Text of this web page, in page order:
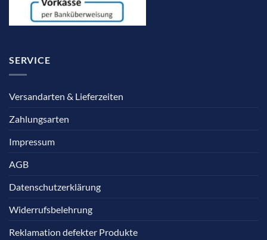
SERVICE
Versandarten & Lieferzeiten
Zahlungsarten
Impressum
AGB
Datenschutzerklärung
Widerrufsbelehrung
Reklamation defekter Produkte